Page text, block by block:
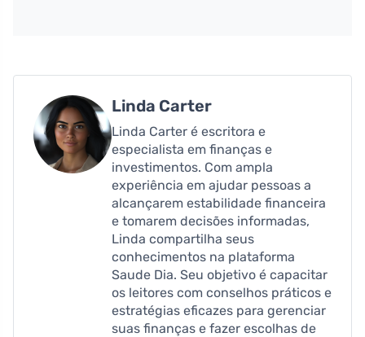
Linda Carter
Linda Carter é escritora e
especialista em finanças e
investimentos. Com ampla
experiência em ajudar pessoas a
alcançarem estabilidade financeira
e tomarem decisões informadas,
Linda compartilha seus
conhecimentos na plataforma
Saude Dia. Seu objetivo é capacitar
os leitores com conselhos práticos e
estratégias eficazes para gerenciar
suas finanças e fazer escolhas de